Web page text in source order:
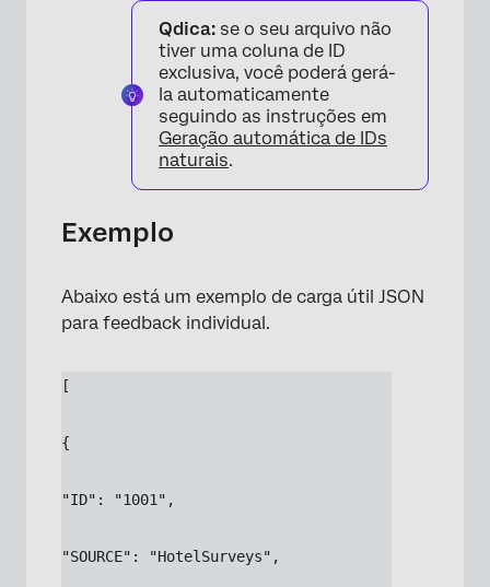
Qdica: se o seu arquivo não
tiver uma coluna de ID
exclusiva, você poderá gerá-
la automaticamente
seguindo as instruções em
Geração automática de IDs
naturais.
Exemplo
Abaixo está um exemplo de carga útil JSON
para feedback individual.
[
{
"ID": "1001",
"SOURCE": "HotelSurveys",